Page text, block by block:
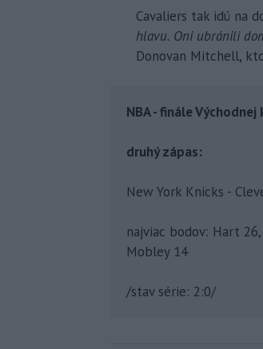
Cavaliers tak idú na
hlavu. Oni ubránili
Donovan Mitchell,
NBA - finále
druhý zápas:
New York Knicks -
najviac bodov: Hart
Mobley 14
/stav série: 2:0/